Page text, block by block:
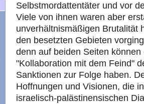
Selbstmordattentäter und vor
Viele von ihnen waren aber
unverhältnismäßigen Brutalität
den besetzten Gebieten
denn auf beiden Seiten
"Kollaboration mit dem Feind"
Sanktionen zur Folge haben.
Hoffnungen und Visionen, die
israelisch-palästinensischen